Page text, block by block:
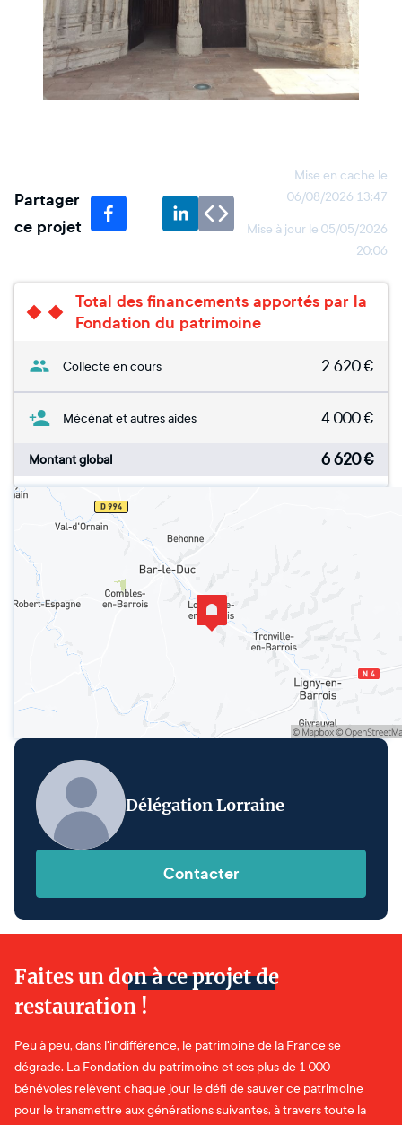
Partager
ce projet
Mise en cache le
06/08/2026 13:47
Mise à jour le 05/05/2026
20:06
Total des financements apportés par la
Fondation du patrimoine
Collecte en cours 2 620€
Mécénat et autres aides 4 000€
Montant global 6 620€
Délégation Lorraine
Contacter
Faites un don à ce projet de
restauration !
Peu à peu, dans l'indifférence, le patrimoine de la France se
dégrade. La Fondation du patrimoine et ses plus de 1 000
bénévoles relèvent chaque jour le défi de sauver ce patrimoine
pour le transmettre aux générations suivantes, à travers toute la